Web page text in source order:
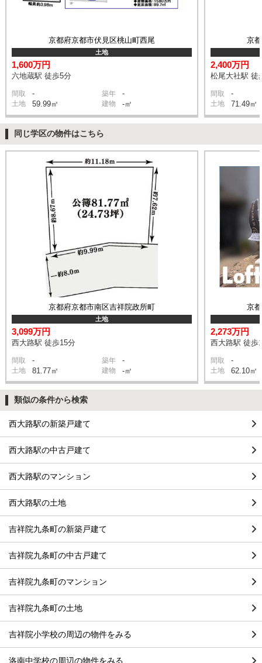
京都府京都市伏見区桃山町西尾
土地
1,600万円
六地蔵駅 徒歩5分
間取 - 築年 -
土地 59.99㎡ 建物 -㎡
京
2,400万円
松尾大社駅 徒
間取 -
土地 71.49㎡
同じ学区の物件はこちら
京都府京都市南区吉祥院政所町
土地
3,099万円
西大路駅 徒歩15分
間取 - 築年 -
土地 81.77㎡ 建物 -㎡
京
2,273万円
西大路駅 徒歩
間取 -
土地 62.10㎡
類似の条件から検索
西大路駅の新築戸建て
西大路駅の中古戸建て
西大路駅のマンション
西大路駅の土地
吉祥院九条町の新築戸建て
吉祥院九条町の中古戸建て
吉祥院九条町のマンション
吉祥院九条町の土地
吉祥院小学校の周辺の物件をみる
洛南中学校の周辺の物件をみる